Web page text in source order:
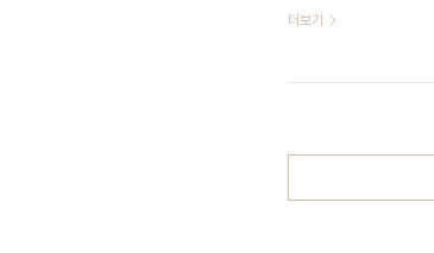
께 다시한번 진심으
팅식 공간소개 발표
더보기